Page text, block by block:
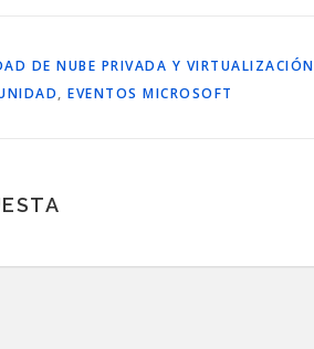
DE NUBE PRIVADA Y VIRTUALIZACIÓN
, EVENTOS MICROSOFT